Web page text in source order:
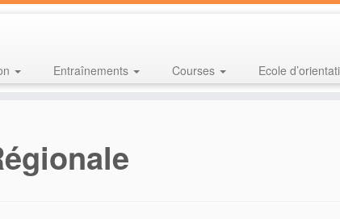
Entraînements Courses Ecole